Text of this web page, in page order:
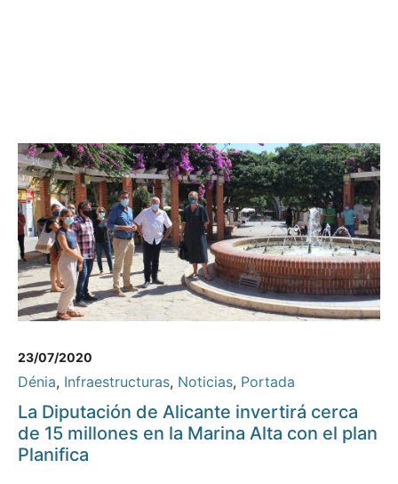
23/07/2020
Dénia, Infraestructuras, Noticias, Portada
La Diputación de Alicante invertirá cerca
de 15 millones en la Marina Alta con el plan
Planifica